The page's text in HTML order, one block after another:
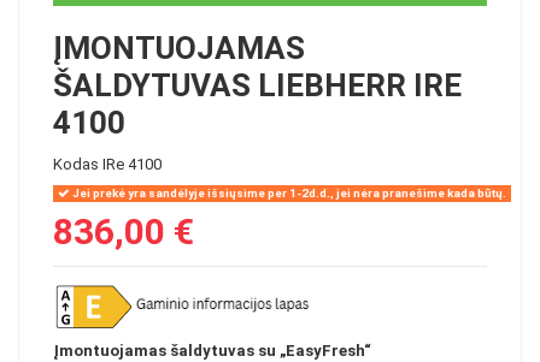
ĮMONTUOJAMAS
ŠALDYTUVAS LIEBHERR IRE
4100
Kodas IRe 4100
Jei prekė yra sandėlyje išsiųsime per 1-2d.d., jei nėra pranešime kada būtų.
836,00 €
Įmontuojamas šaldytuvas su „EasyFresh“